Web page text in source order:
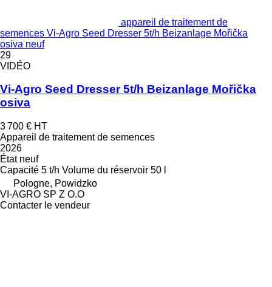
appareil de traitement de
semences Vi-Agro Seed Dresser 5t/h Beizanlage Mořička
osiva neuf
29
VIDÉO
Vi-Agro Seed Dresser 5t/h Beizanlage Mořička
osiva
3 700 € HT
Appareil de traitement de semences
2026
Étatneuf
Capacité 5 t/h Volume du réservoir 50 l
Pologne, Powidzko
VI-AGRO SP Z O.O
Contacter le vendeur